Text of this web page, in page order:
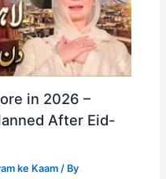
in 2026 –
After Eid-
ke Kaam / By